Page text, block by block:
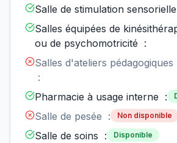
Salle de stimulation
Salles équipées de
ou de psychomotricité :
Salles d'ateliers pédagogiques
:
Pharmacie à usage interne :
Salle de pesée : Non disponible
Salle de soins : Disponible